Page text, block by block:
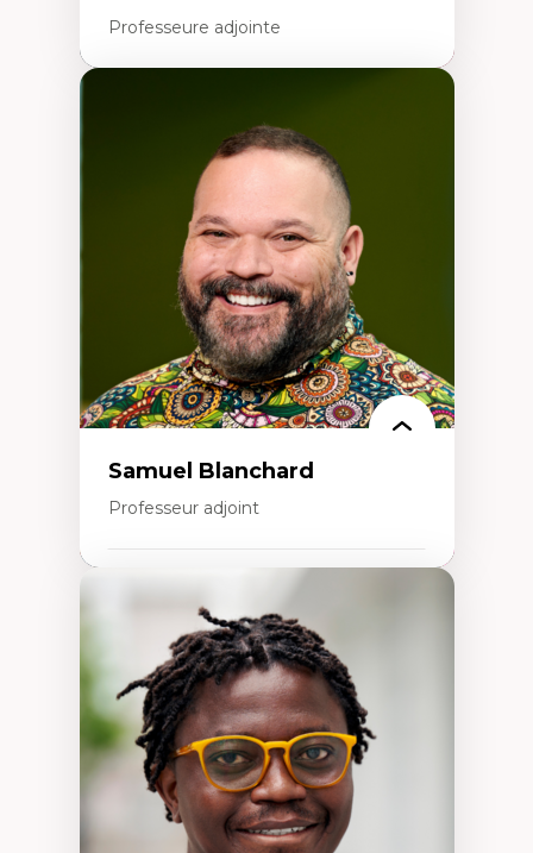
Professeure adjointe
Discours sur la ville et représentations
Mosquées, formes et usages au Canada
Reconnaissance et représentations des
communautés immigrantes dans l'espace
Design architectural et urbain
Patrimoine et patrimonialisation
Études postcoloniales et décolonisation des
savoirs
Samuel Blanchard
Professeur adjoint
Didactique des sciences – processus
d’enquête et culture scientifique
Éducation en milieu minoritaire –
construction identitaire et conscience
critique
Technologies éducatives – ludification et
programmation pédagogique
La langue dans toutes les matières –
environnement discursif et langage
scientifique